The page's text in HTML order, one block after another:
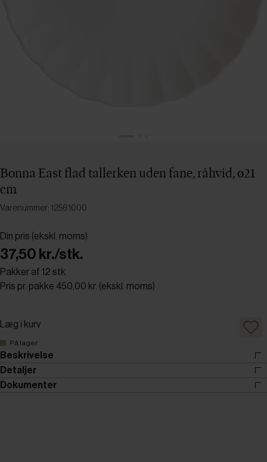
Bonna East flad tallerken uden fane, råhvid, ø21
cm
Varenummer: 12561000
Din pris (ekskl. moms)
37,50 kr./stk.
Pakker af 12 stk.
Pris pr. pakke 450,00 kr. (ekskl. moms)
Læg i kurv
På lager
Beskrivelse
Detaljer
Dokumenter